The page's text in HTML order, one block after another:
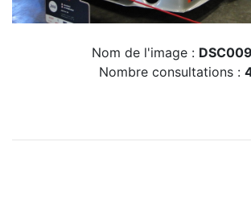
Nom de l'image :
Nombre consultations :